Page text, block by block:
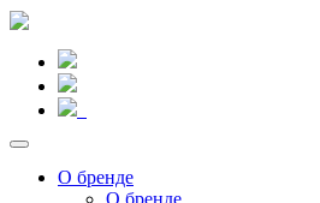
О бренде
О бренде